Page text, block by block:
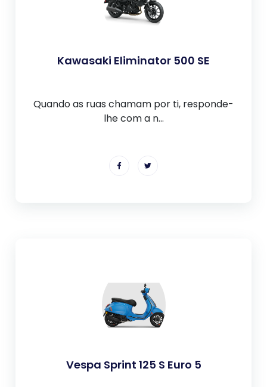
Kawasaki Eliminator 500 SE
Quando as ruas chamam por ti, responde-
lhe com a n...
Vespa Sprint 125 S Euro 5